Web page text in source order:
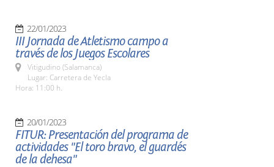
22/01/2023
III Jornada de Atletismo campo a
través de los Juegos Escolares
Vitigudino (Salamanca)
Lugar: Carretera de Yecla
Hora: 11:00 h.
20/01/2023
FITUR: Presentación del programa de
actividades "El toro bravo, el guardés
de la dehesa"